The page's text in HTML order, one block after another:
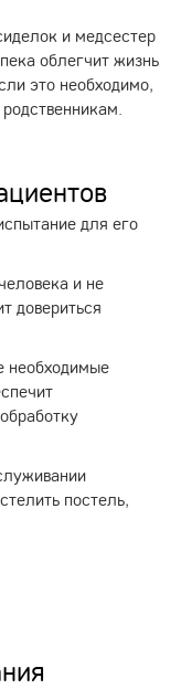
и медсестер
облегчит жизнь
это необходимо,
для его
и не
довериться
необходимые
постель,